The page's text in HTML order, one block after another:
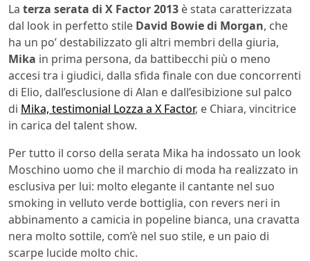
La terza serata di X Factor 2013 è stata caratterizzata
dal look in perfetto stile David Bowie di Morgan, che
ha un po’ destabilizzato gli altri membri della giuria,
Mika in prima persona, da battibecchi più o meno
accesi tra i giudici, dalla sfida finale con due concorrenti
di Elio, dall’esclusione di Alan e dall’esibizione sul palco
di Mika, testimonial Lozza a X Factor, e Chiara, vincitrice
in carica del talent show.
Per tutto il corso della serata Mika ha indossato un look
Moschino uomo che il marchio di moda ha realizzato in
esclusiva per lui: molto elegante il cantante nel suo
smoking in velluto verde bottiglia, con revers neri in
abbinamento a camicia in popeline bianca, una cravatta
nera molto sottile, com’è nel suo stile, e un paio di
scarpe lucide molto chic.